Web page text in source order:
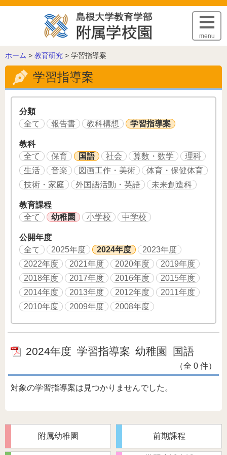
このページの本文へ
menu
こ
の
ー
ジ
ホーム > 教育研究 > 学習指導案
学習指導案
分類
全て
報告書 教科構想 学習指導案
教科
全て
保育 国語 社会 算数・数学
理科
生活
音楽 図画工作・美術
体育・保健体育
技術・家庭
外国語活動・英語 未来創造科
教育課程
全て
幼稚園 小学校 中学校
公開年度
全て
2025年度 2024年度
2023年度
2022年度
2021年度 2020年度
2019年度
2018年度
2017年度 2016年度
2015年度
2014年度
2013年度 2012年度
2011年度
2010年度
2009年度 2008年度
2024年度 学習指導案 幼稚園 国語
（全 0 件）
対象の学習指導案は見つかりませんでした。
附属幼稚園 前期課程